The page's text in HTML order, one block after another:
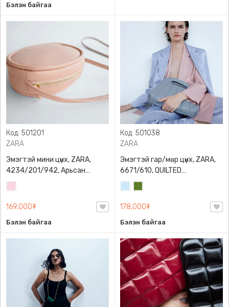
Бэлэн байгаа
Код: 501201
ZARA
Эмэгтэй мини цүнх, ZARA,
4234/201/942, Арьсан
материалтай, LIMITED EDITION
OVAL LEATHER HANDBAG TRF
169,000₮
Бэлэн байгаа
Код: 501038
ZARA
Эмэгтэй гар/мөр цүнх, ZARA,
6671/610, QUILTED
CROSSBODY BAG WITH HANDLE
178,000₮
Бэлэн байгаа